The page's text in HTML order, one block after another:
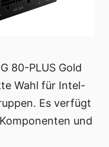
80-PLUS Gold
Wahl für Intel-
Es verfügt
und